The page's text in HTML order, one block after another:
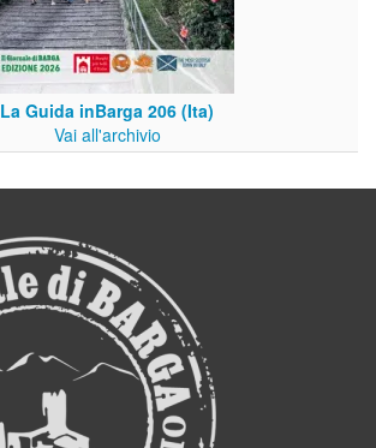
La Guida inBarga 206 (Ita)
Vai all'archivio